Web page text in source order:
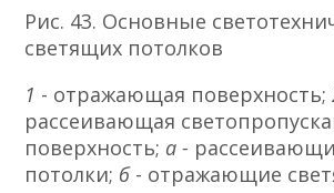
Рис. 43. Основные
светящих потолков
1 - отражающая поверхность;
рассеивающая
поверхность; а -
потолки; б - отражающие